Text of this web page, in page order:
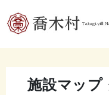
施設マップ